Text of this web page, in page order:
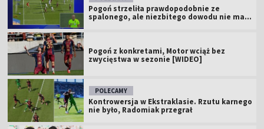
Pogoń strzeliła prawdopodobnie ze
spalonego, ale niezbitego dowodu nie ma...
Pogoń z konkretami, Motor wciąż bez
zwycięstwa w sezonie [WIDEO]
POLECAMY
Kontrowersja w Ekstraklasie. Rzutu karnego
nie było, Radomiak przegrał